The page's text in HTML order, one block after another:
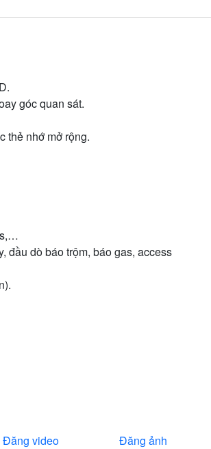
góc quan sát.
thẻ nhớ mở rộng.
đầu dò báo trộm, báo gas, access
Đăng video Đăng ảnh